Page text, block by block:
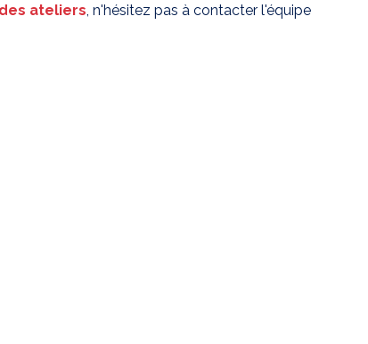
ateliers , n'hésitez pas à contacter l'équipe